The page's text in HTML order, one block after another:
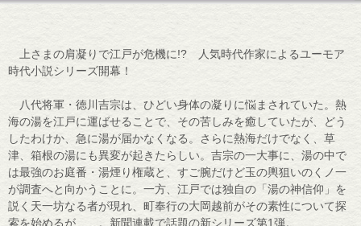
上さまの肩凝りで江戸が危機に!? 人気時代作家によるユーモア
時代小説シリーズ開幕！
八代将軍・徳川吉宗は、ひどい身体の凝りに悩まされていた。熱
海の湯を江戸に運ばせることで、その苦しみを癒していたが、どう
したわけか、急に湯が届かなくなる。さらに熱海だけでなく、草
津、箱根の湯にも異変が起きたらしい。吉宗の一大事に、湯の中で
は最強のお庭番・湯煙り権蔵と、すご腕だけど玉の輿狙いのくノ一
が調査へと向かうことに。一方、江戸では独自の「湯の神信仰」を
説く天一坊なる者が現れ、町奉行の大岡越前がその素性について探
索を始めるが……。新聞連載で話題の新シリーズ第1弾。